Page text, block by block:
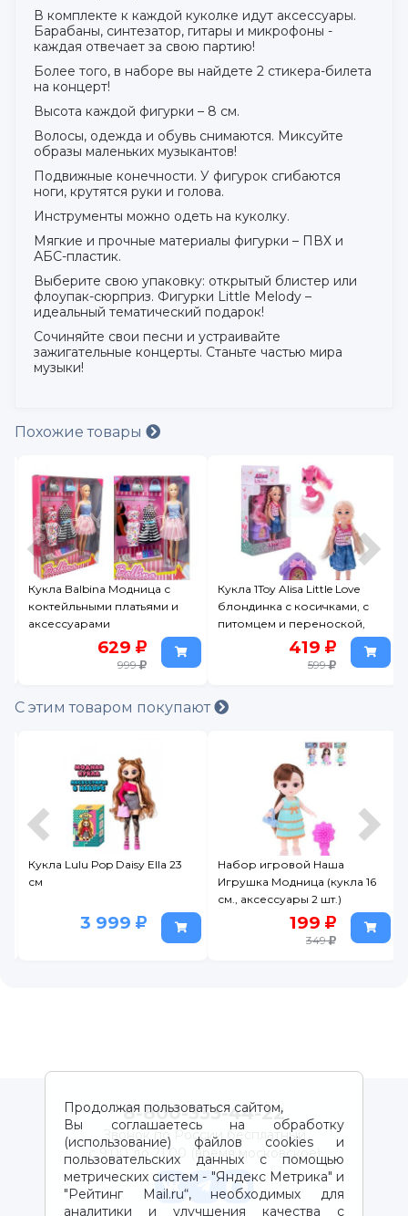
В комплекте к каждой куколке идут аксессуары.
Барабаны, синтезатор, гитары и микрофоны -
каждая отвечает за свою партию!
Более того, в наборе вы найдете 2 стикера-билета
на концерт!
Высота каждой фигурки – 8 см.
Волосы, одежда и обувь снимаются. Миксуйте
образы маленьких музыкантов!
Подвижные конечности. У фигурок сгибаются
ноги, крутятся руки и голова.
Инструменты можно одеть на куколку.
Мягкие и прочные материалы фигурки – ПВХ и
АБС-пластик.
Выберите свою упаковку: открытый блистер или
флоупак-сюрприз. Фигурки Little Melody –
идеальный тематический подарок!
Сочиняйте свои песни и устраивайте
зажигательные концерты. Станьте частью мира
музыки!
Похожие товары
с
и
Кукла 1Toy Alisa Little Love
блондинка с косичками, с
питомцем и переноской,
14,4 см
419
599
Набор игровой
Кукла Майя
10см с набором для
изготовления699
999
С этим товаром покупают
Кукла Lulu Pop Daisy Ella 23
см
3 999
Набор игровой Наша
Игрушка Модница (кукла 16
см., аксессуары 2 шт.)
199
349
Продолжая пользоваться сайтом,
Вы соглашаетесь на обработку
(использование) файлов cookies и
пользовательских данных с помощью
метрических систем - "Яндекс Метрика" и
"Рейтинг Mail.ru“, необходимых для
аналитики и улучшения качества с
8-800-333-44-22
Звонок по России бесплатный
с 9:00 до 21:00 (время московское)